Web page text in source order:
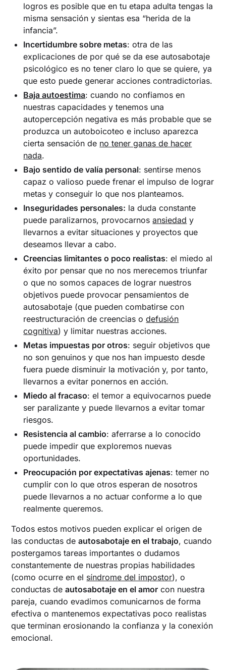
logros es posible que en tu etapa adulta tengas la
misma sensación y sientas esa “herida de la
infancia”.
Incertidumbre sobre metas: otra de las
explicaciones de por qué se da ese autosabotaje
psicológico es no tener claro lo que se quiere, ya
que esto puede generar acciones contradictorias.
Baja autoestima: cuando no confiamos en
nuestras capacidades y tenemos una
autopercepción negativa es más probable que se
produzca un autoboicoteo e incluso aparezca
cierta sensación de no tener ganas de hacer
nada.
Bajo sentido de valía personal: sentirse menos
capaz o valioso puede frenar el impulso de lograr
metas y conseguir lo que nos planteamos.
Inseguridades personales: la duda constante
puede paralizarnos, provocarnosansiedad y
llevarnos a evitar situaciones y proyectos que
deseamos llevar a cabo.
Creencias limitantes o poco realistas: el miedo al
éxito por pensar que no nos merecemos triunfar
o que no somos capaces de lograr nuestros
objetivos puede provocar pensamientos de
autosabotaje (que pueden combatirse con
reestructuración de creencias odefusión
cognitiva) y limitar nuestras acciones.
Metas impuestas por otros: seguir objetivos que
no son genuinos y que nos han impuesto desde
fuera puede disminuir la motivación y, por tanto,
llevarnos a evitar ponernos en acción.
Miedo al fracaso: el temor a equivocarnos puede
ser paralizante y puede llevarnos a evitar tomar
riesgos.
Resistencia al cambio: aferrarse a lo conocido
puede impedir que exploremos nuevas
oportunidades.
Preocupación por expectativas ajenas: temer no
cumplir con lo que otros esperan de nosotros
puede llevarnos a no actuar conforme a lo que
realmente queremos.
Todos estos motivos pueden explicar el origen de
las conductas deautosabotaje en el trabajo, cuando
postergamos tareas importantes o dudamos
constantemente de nuestras propias habilidades
(como ocurre en el síndrome del impostor), o
conductas deautosabotaje en el amor con nuestra
pareja, cuando evadimos comunicarnos de forma
efectiva o mantenemos expectativas poco realistas
que terminan erosionando la confianza y la conexión
emocional.